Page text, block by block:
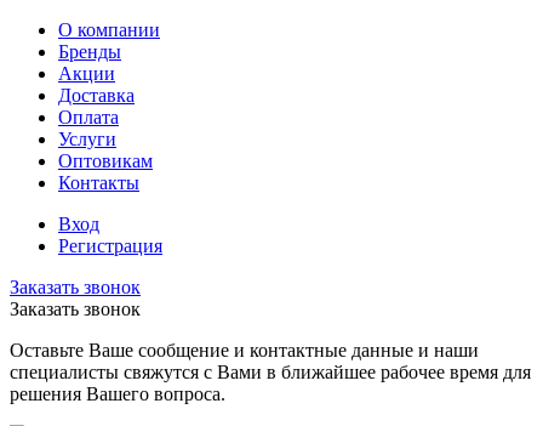
О компании
Бренды
Акции
Доставка
Оплата
Услуги
Оптовикам
Контакты
Вход
Регистрация
Заказать звонок
Заказать звонок
Оставьте Ваше сообщение и контактные данные и наши
специалисты свяжутся с Вами в ближайшее рабочее время для
решения Вашего вопроса.